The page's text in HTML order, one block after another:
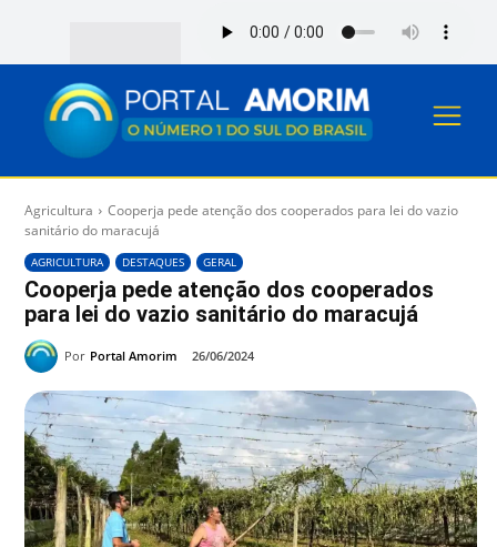
Agricultura
Cooperja pede atenção dos cooperados para lei do vazio
sanitário do maracujá
AGRICULTURA DESTAQUES GERAL
Cooperja pede atenção dos cooperados
para lei do vazio sanitário do maracujá
Por Portal Amorim 26/06/2024